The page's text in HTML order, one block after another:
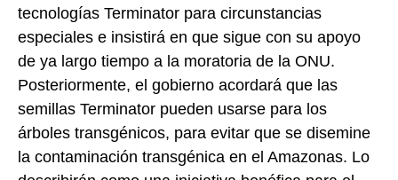
tecnologías Terminator para circunstancias
especiales e insistirá en que sigue con su apoyo
de ya largo tiempo a la moratoria de la ONU.
Posteriormente, el gobierno acordará que las
semillas Terminator pueden usarse para los
árboles transgénicos, para evitar que se disemine
la contaminación transgénica en el Amazonas. Lo